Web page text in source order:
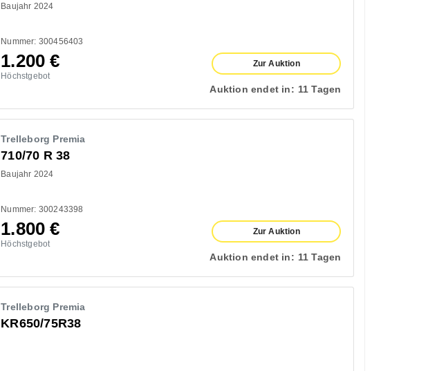
Baujahr 2024
Nummer: 300456403
1.200€
Höchstgebot
Zur Auktion
Auktion endet in: 11 Tagen
Trelleborg Premia
710/70 R 38
Baujahr 2024
Nummer: 300243398
1.800€
Höchstgebot
Zur Auktion
Auktion endet in: 11 Tagen
Trelleborg Premia
KR650/75R38